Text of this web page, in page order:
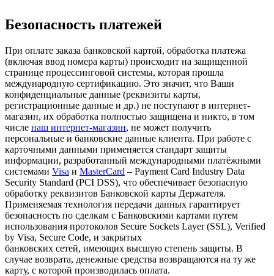
Безопасность платежей
При оплате заказа банковской картой, обработка платежа
(включая ввод номера карты) происходит на защищенной
странице процессинговой системы, которая прошла
международную сертификацию. Это значит, что Ваши
конфиденциальные данные (реквизиты карты,
регистрационные данные и др.) не поступают в интернет-
магазин, их обработка полностью защищена и никто, в том
числе наш интернет-магазин, не может получить
персональные и банковские данные клиента. При работе с
карточными данными применяется стандарт защиты
информации, разработанный международными платёжными
системами Visa и MasterCard – Payment Card Industry Data
Security Standard (PCI DSS), что обеспечивает безопасную
обработку реквизитов Банковской карты Держателя.
Применяемая технология передачи данных гарантирует
безопасность по сделкам с Банковскими картами путем
использования протоколов Secure Sockets Layer (SSL), Verified
by Visa, Secure Code, и закрытых
банковских сетей, имеющих высшую степень защиты. В
случае возврата, денежные средства возвращаются на ту же
карту, с которой производилась оплата.